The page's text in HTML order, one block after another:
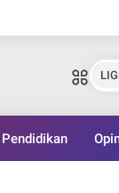
Pendidikan